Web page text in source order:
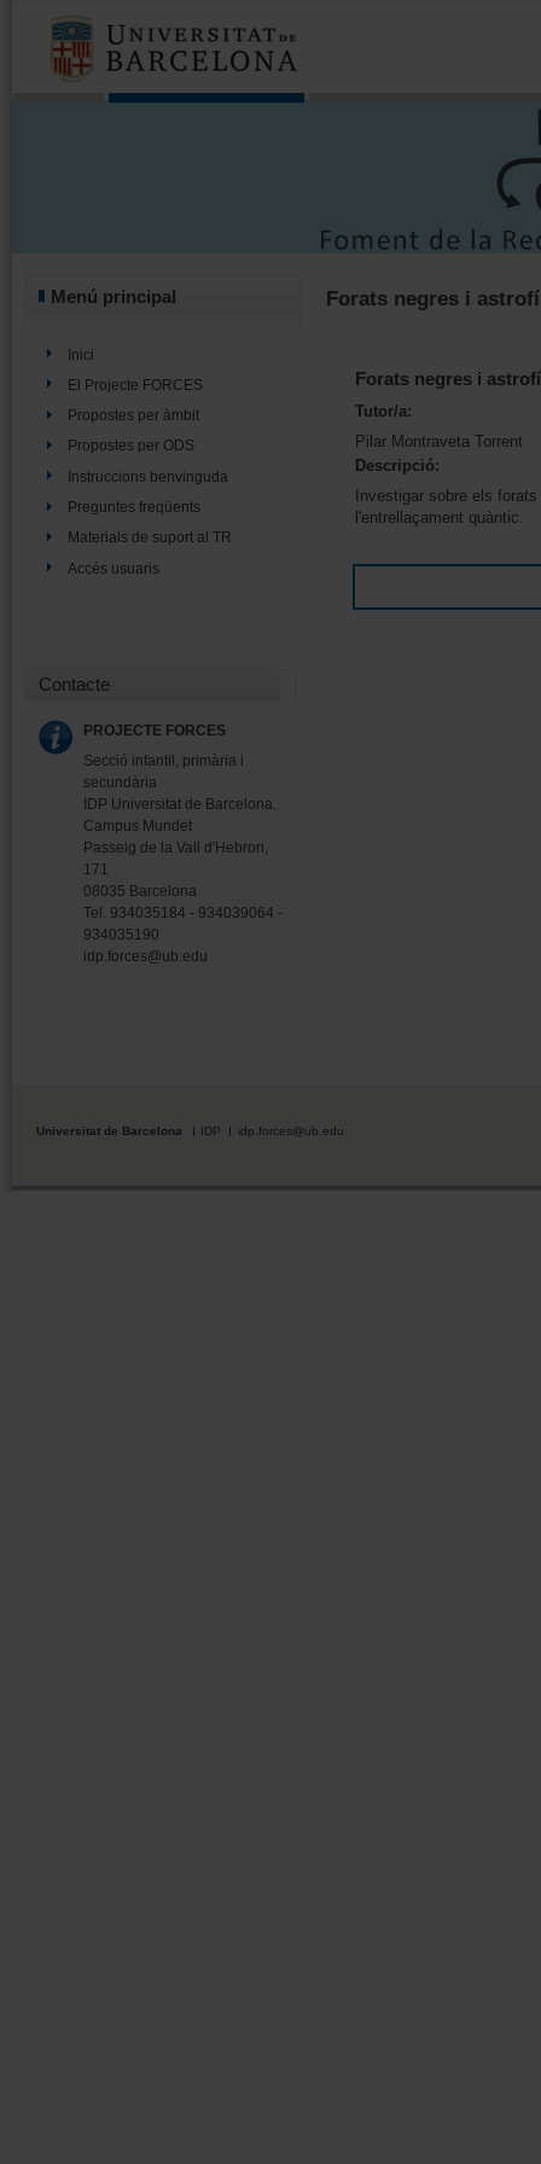
Menú principal
Inici
El Projecte FORCES
Propostes per àmbit
Propostes per ODS
Instruccions benvinguda
Preguntes freqüents
Materials de suport al TR
Accés usuaris
Contacte
PROJECTE FORCES
Secció infantil, primària i
secundària
IDP Universitat de Barcelona.
Campus Mundet
Passeig de la Vall d'Hebron,
171
08035 Barcelona
Tel. 934035184 - 934039064 -
934035190
idp.forces@ub.edu
Forats negres i
Forats negres i
Tutor/a:
Pilar Montraveta Torrent
Descripció:
Investigar sobre els
l'entrellaçament quàntic.
Universitat de Barcelona IDP idp.forces@ub.edu